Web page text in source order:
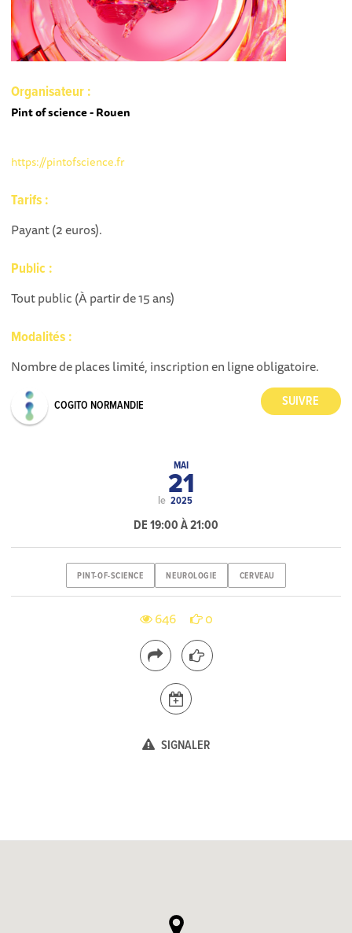
Organisateur :
Pint of science - Rouen
https://pintofscience.fr
Tarifs :
Payant (2 euros).
Public :
Tout public (À partir de 15 ans)
Modalités :
Nombre de places limité, inscription en ligne obligatoire.
COGITO NORMANDIE
le
MAI
21
2025
DE 19:00 À 21:00
PINT-OF-SCIENCE NEUROLOGIE CERVEAU
646 0
SIGNALER